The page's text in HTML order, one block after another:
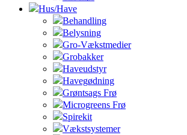
Hus/Have
Behandling
Belysning
Gro-Vækstmedier
Grobakker
Haveudstyr
Havegødning
Grøntsags Frø
Microgreens Frø
Spirekit
Vækstsystemer